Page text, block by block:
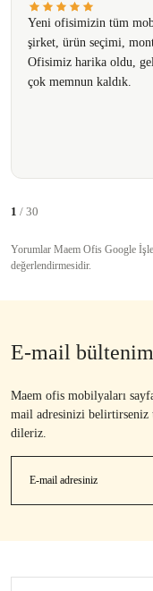
Yeni ofisimizin tüm
şirket, ürün seçimi,
Ofisimiz harika oldu,
çok memnun kaldık.
1 / 30
Yorumlar Maem Ofis Google
değerlendirmesidir.
E-mail
Maem ofis mobilyaları
mail adresinizi belirtirseniz
dileriz.